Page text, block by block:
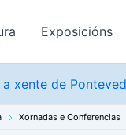
Exposicións
xente de
Xornadas e Conferencias